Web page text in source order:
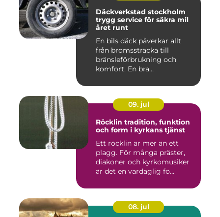
Däckverkstad stockholm
trygg service för säkra mil
året runt
En bils däck påverkar allt
från bromssträcka till
bränsleförbrukning och
komfort. En bra
09. jul
Röcklin tradition, funktion
och form i kyrkans tjänst
Ett röcklin är mer än ett
plagg. För många präster,
diakoner och kyrkomusiker
är det en vardaglig fö...
08. jul